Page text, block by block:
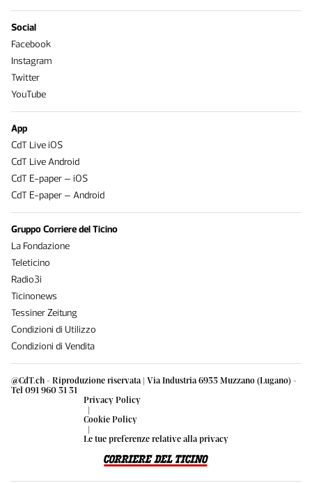
@CdT.ch - Riproduzione riservata | Via Industria 6933 Muzzano (Lugano) -
Tel 091 960 31 31
Privacy Policy
|
Cookie Policy
|
Le tue preferenze relative alla privacy
Social
Facebook
Instagram
Twitter
YouTube
App
CdT Live iOS
CdT Live Android
CdT E-paper – iOS
CdT E-paper – Android
Gruppo Corriere del Ticino
La Fondazione
Teleticino
Radio3i
Ticinonews
Tessiner Zeitung
Condizioni di Utilizzo
Condizioni di Vendita